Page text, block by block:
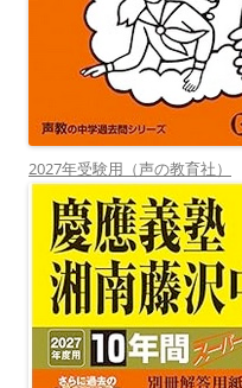
2027年受験用（声の教育社）